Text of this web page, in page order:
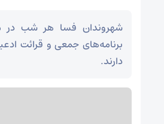
شهروندان فسا هر شب در
برنامه‌های جمعی و قرائت
دارند.